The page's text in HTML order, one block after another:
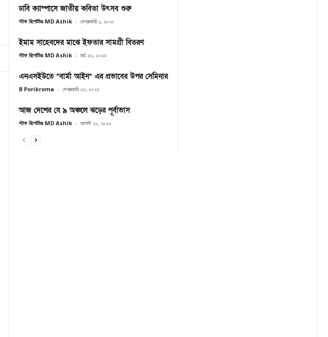
ঢাবি ক্যাম্পাসে জাতীয় কবিতা উৎসব শুরু
স্টাফ রিপোর্টারঃ MD Ashik - ফেব্রুয়ারি ২, ২০২০
ইমাম সাহেবদের মাঝে ইফতার সামগ্রী বিতরণ
স্টাফ রিপোর্টারঃ MD Ashik - মার্চ ২৩, ২০২৩
এনএসইউতে “বার্মা আইন” এর প্রভাবের উপর সেমিনার
B Porikroma - ফেব্রুয়ারি ২৩, ২০২৩
আজ দেশের যে ৯ অঞ্চলে ঝড়ের পূর্বাভাস
স্টাফ রিপোর্টারঃ MD Ashik - আগস্ট ২১, ২০২০